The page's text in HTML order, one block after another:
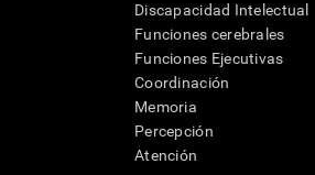
Discapacidad Intelectual
Funciones cerebrales
Funciones Ejecutivas
Coordinación
Memoria
Percepción
Atención